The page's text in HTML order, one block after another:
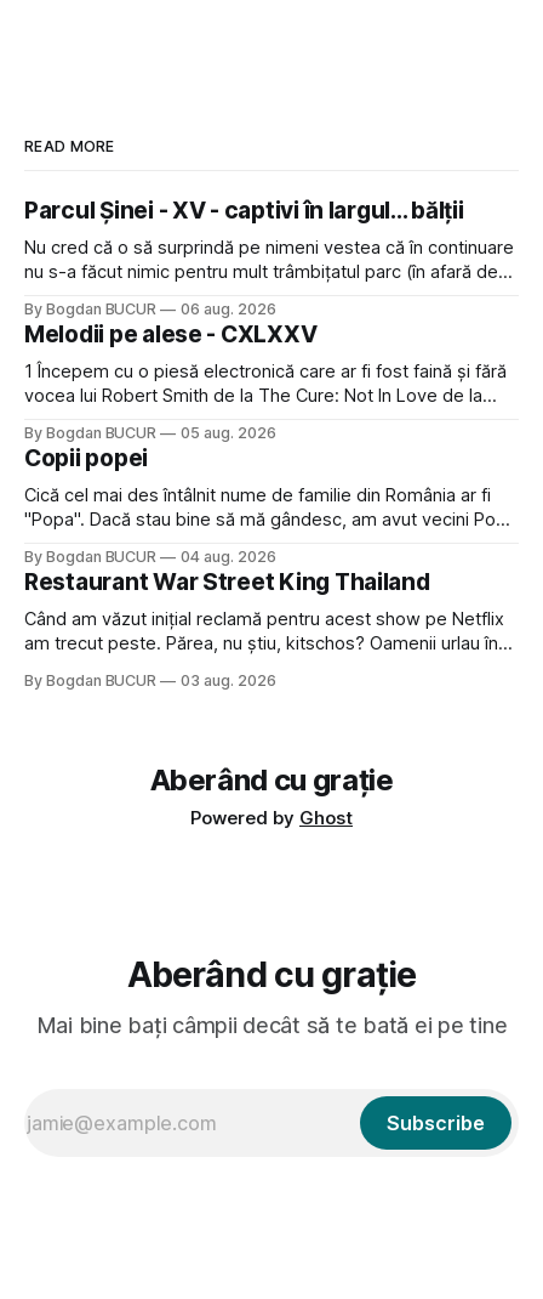
READ MORE
Parcul Șinei - XV - captivi în largul... bălții
Nu cred că o să surprindă pe nimeni vestea că în continuare
nu s-a făcut nimic pentru mult trâmbițatul parc (în afară de
timp pui și latră prin gard la lumea care trece prin zonă). Am
avut, în schimb, o belea
By Bogdan BUCUR 06 aug. 2026
Melodii pe alese - CXLXXV
1 Începem cu o piesă electronică care ar fi fost faină și fără
vocea lui Robert Smith de la The Cure: Not In Love de la
a dovedit că jumătatea masculină a acelui duo era cam
dubioasă...) 2. Băgăm la
By Bogdan BUCUR 05 aug. 2026
Copii popei
Cică cel mai des întâlnit nume de familie din România ar fi
"Popa". Dacă stau bine să mă gândesc, am avut vecini Popa
Dexonline spune de etimologia termenului de popă că ar
veni din slava veche, popŭ,
By Bogdan BUCUR 04 aug. 2026
Restaurant War Street King Thailand
Când am văzut inițial reclamă pentru acest show pe Netflix
am trecut peste. Părea, nu știu, kitschos? Oamenii urlau în
fine dining din alte show-uri... așa că am zis pas. Apoi ceva,
By Bogdan BUCUR 03 aug. 2026
Aberând cu grație
Powered by Ghost
Aberând cu grație
Mai bine bați câmpii decât să te bată ei pe tine
Subscribe